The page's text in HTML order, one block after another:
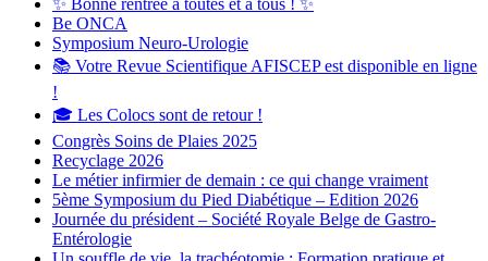
✨ Bonne rentrée à toutes et à tous ! ✨
Be ONCA
Symposium Neuro-Urologie
📚 Votre Revue Scientifique AFISCEP est disponible en ligne
!
🎓 Les Colocs sont de retour !
Congrès Soins de Plaies 2025
Recyclage 2026
Le métier infirmier de demain : ce qui change vraiment
5ème Symposium du Pied Diabétique – Edition 2026
Journée du président – Société Royale Belge de Gastro-
Entérologie